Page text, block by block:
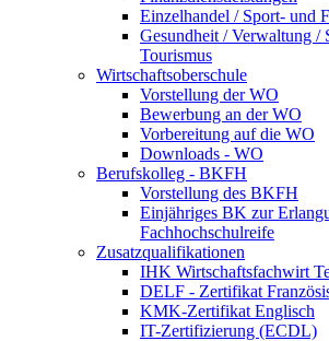
Einzelhandel / Sport- und
Gesundheit / Verwaltung /
Tourismus
Wirtschaftsoberschule
Vorstellung der WO
Bewerbung an der WO
Vorbereitung auf die WO
Downloads - WO
Berufskolleg - BKFH
Vorstellung des BKFH
Einjähriges BK zur
Fachhochschulreife
Zusatzqualifikationen
IHK Wirtschaftsfachwirt
DELF - Zertifikat
KMK-Zertifikat Englisch
IT-Zertifizierung (ECDL)